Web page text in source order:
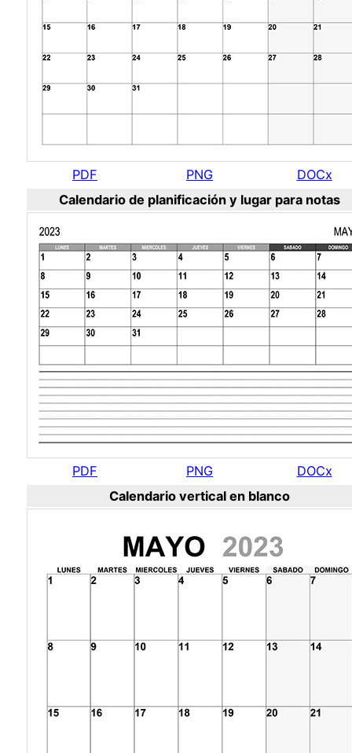
PDF PNG
DOCx
Calendario de planificación y lugar para notas
PDF PNG
DOCx
Calendario vertical en blanco